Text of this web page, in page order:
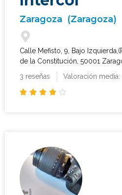
Zaragoza (Zaragoza)
Calle Mefisto, 9, Bajo
de la Constitución, 50001
3 reseñas
Valoración media:
    